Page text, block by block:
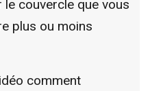
couvercle que vous
plus ou moins
comment